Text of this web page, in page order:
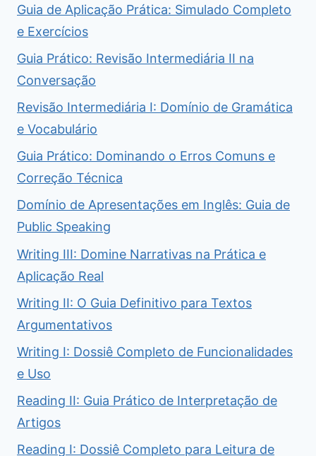
Guia de Aplicação Prática: Simulado Completo
e Exercícios
Guia Prático: Revisão Intermediária II na
Conversação
Revisão Intermediária I: Domínio de Gramática
e Vocabulário
Guia Prático: Dominando o Erros Comuns e
Correção Técnica
Domínio de Apresentações em Inglês: Guia de
Public Speaking
Writing III: Domine Narrativas na Prática e
Aplicação Real
Writing II: O Guia Definitivo para Textos
Argumentativos
Writing I: Dossiê Completo de Funcionalidades
e Uso
Reading II: Guia Prático de Interpretação de
Artigos
Reading I: Dossiê Completo para Leitura de